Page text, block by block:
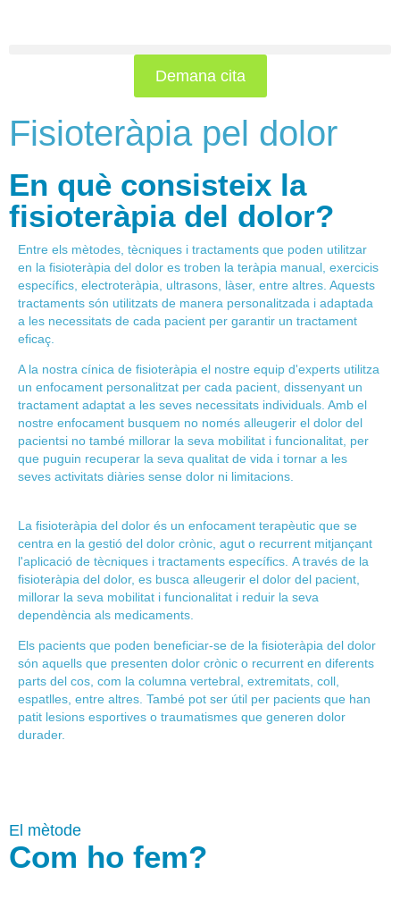
Demana cita
Fisioteràpia pel dolor
En què consisteix la
fisioteràpia del dolor?
La fisioteràpia del dolor és un enfocament terapèutic que se
centra en la gestió del dolor crònic, agut o recurrent mitjançant
l'aplicació de tècniques i tractaments específics. A través de la
fisioteràpia del dolor, es busca alleugerir el dolor del pacient,
millorar la seva mobilitat i funcionalitat i reduir la seva
dependència als medicaments.
Els pacients que poden beneficiar-se de la fisioteràpia del dolor
són aquells que presenten dolor crònic o recurrent en diferents
parts del cos, com la columna vertebral, extremitats, coll,
espatlles, entre altres. També pot ser útil per pacients que han
patit lesions esportives o traumatismes que generen dolor
durader.
Entre els mètodes, tècniques i tractaments que poden utilitzar
en la fisioteràpia del dolor es troben la teràpia manual, exercicis
específics, electroteràpia, ultrasons, làser, entre altres. Aquests
tractaments són utilitzats de manera personalitzada i adaptada
a les necessitats de cada pacient per garantir un tractament
eficaç.
A la nostra cínica de fisioteràpia el nostre equip d'experts utilitza
un enfocament personalitzat per cada pacient, dissenyant un
tractament adaptat a les seves necessitats individuals. Amb el
nostre enfocament busquem no només alleugerir el dolor del
pacientsi no també millorar la seva mobilitat i funcionalitat, per
que puguin recuperar la seva qualitat de vida i tornar a les
seves activitats diàries sense dolor ni limitacions.
El mètode
Com ho fem?